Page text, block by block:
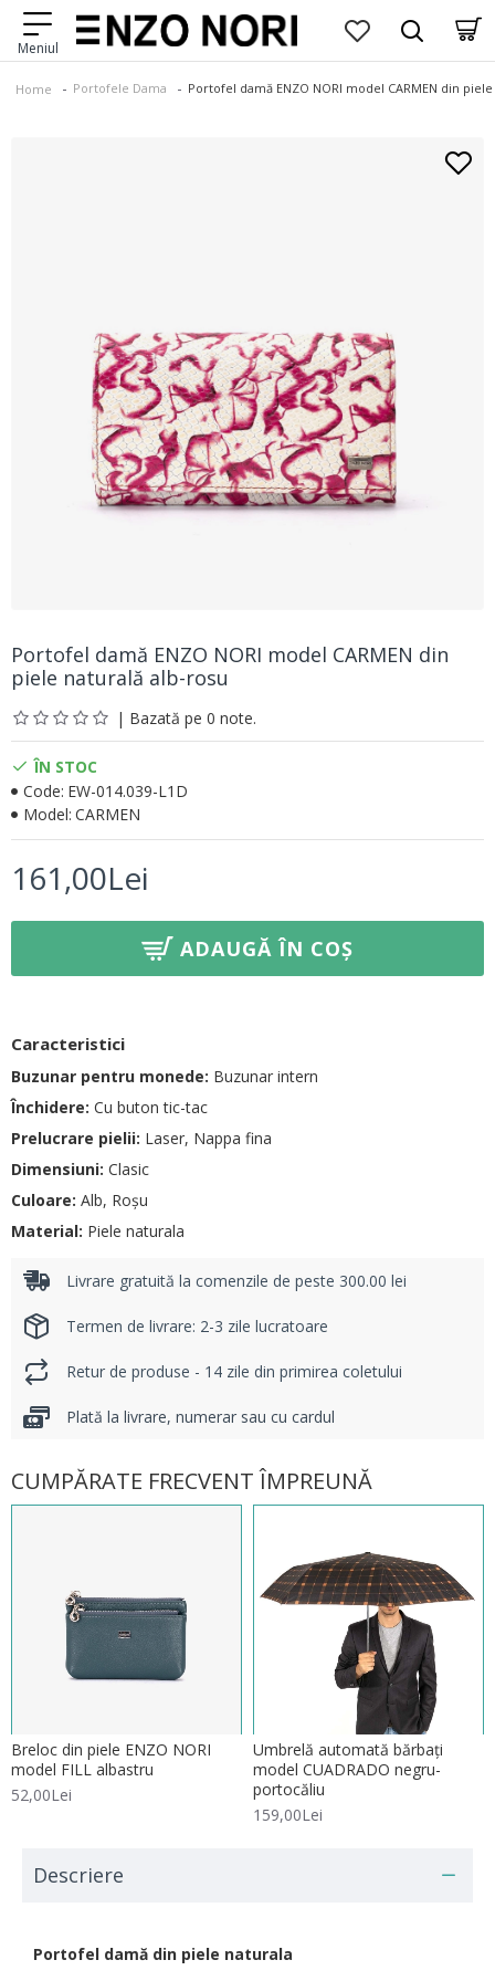
Home Portofele Dama Portofel damă ENZO NORI model CARMEN din
Portofel damă ENZO NORI model CARMEN din
piele naturală alb-rosu
| Bazată pe 0 note.
161,00Lei
ÎN STOC
Code: EW-014.039-L1D
Model: CARMEN
ADAUGĂ ÎN COȘ
Caracteristici
Buzunar pentru monede: Buzunar intern
Închidere: Cu buton tic-tac
Prelucrare pielii: Laser, Nappa fina
Dimensiuni: Clasic
Culoare: Alb, Roșu
Material: Piele naturala
Livrare gratuită la comenzile de peste 300.00 lei
Termen de livrare: 2-3 zile lucratoare
Retur de produse - 14 zile din primirea coletului
Plată la livrare, numerar sau cu cardul
CUMPĂRATE FRECVENT ÎMPREUNĂ
Breloc din piele ENZO NORI
model FILL albastru
52,00Lei
Umbrelă automată bărbați
model CUADRADO negru-
portocăliu
159,00Lei
Descriere
Portofel damă din piele naturala